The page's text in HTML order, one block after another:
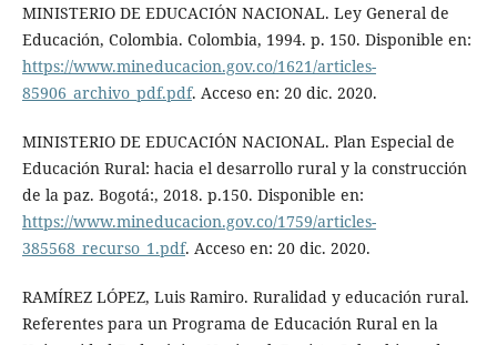
MINISTERIO DE EDUCACIÓN NACIONAL. Ley General de
Educación, Colombia. Colombia, 1994. p. 150. Disponible en:
https://www.mineducacion.gov.co/1621/articles-
85906_archivo_pdf.pdf. Acceso en: 20 dic. 2020.
MINISTERIO DE EDUCACIÓN NACIONAL. Plan Especial de
Educación Rural: hacia el desarrollo rural y la construcción
de la paz. Bogotá:, 2018. p.150. Disponible en:
https://www.mineducacion.gov.co/1759/articles-
385568_recurso_1.pdf. Acceso en: 20 dic. 2020.
RAMÍREZ LÓPEZ, Luis Ramiro. Ruralidad y educación rural.
Referentes para un Programa de Educación Rural en la